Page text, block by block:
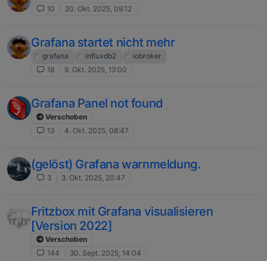
10 20. Okt. 2025, 09:12
Grafana startet nicht mehr
grafana influxdb2
iobroker
18
9. Okt. 2025, 13:00
Grafana Panel not found
Verschoben
13
4. Okt. 2025, 08:47
(gelöst) Grafana warnmeldung.
3 3. Okt. 2025, 20:47
Fritzbox mit Grafana visualisieren
[Version 2022]
Verschoben
144
30. Sept. 2025, 14:04